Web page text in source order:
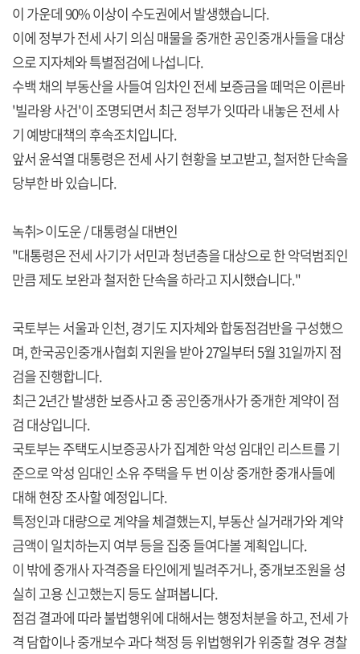
이 가운데 90% 이상이 수도권에서 발생했습니다.
이에 정부가 전세 사기 의심 매물을 중개한 공인중개사들을 대상
으로 지자체와 특별점검에 나섭니다.
수백 채의 부동산을 사들여 임차인 전세 보증금을 떼먹은 이른바
'빌라왕 사건'이 조명되면서 최근 정부가 잇따라 내놓은 전세 사
기 예방대책의 후속조치입니다.
앞서 윤석열 대통령은 전세 사기 현황을 보고받고, 철저한 단속을
당부한 바 있습니다.
녹취> 이도운 / 대통령실 대변인
"대통령은 전세 사기가 서민과 청년층을 대상으로 한 악덕범죄인
만큼 제도 보완과 철저한 단속을 하라고 지시했습니다."
국토부는 서울과 인천, 경기도 지자체와 합동점검반을 구성했으
며, 한국공인중개사협회 지원을 받아 27일부터 5월 31일까지 점
검을 진행합니다.
최근 2년간 발생한 보증사고 중 공인중개사가 중개한 계약이 점
검 대상입니다.
국토부는 주택도시보증공사가 집계한 악성 임대인 리스트를 기
준으로 악성 임대인 소유 주택을 두 번 이상 중개한 중개사들에
대해 현장 조사할 예정입니다.
특정인과 대량으로 계약을 체결했는지, 부동산 실거래가와 계약
금액이 일치하는지 여부 등을 집중 들여다볼 계획입니다.
이 밖에 중개사 자격증을 타인에게 빌려주거나, 중개보조원을 성
실히 고용 신고했는지 등도 살펴봅니다.
점검 결과에 따라 불법행위에 대해서는 행정처분을 하고, 전세 가
격 담합이나 중개보수 과다 책정 등 위법행위가 위중할 경우 경찰